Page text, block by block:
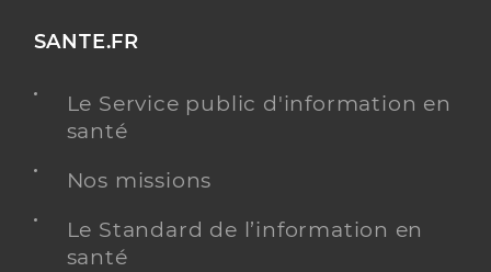
SANTE.FR
Le Service public d'information en
santé
Nos missions
Le Standard de l’information en
santé